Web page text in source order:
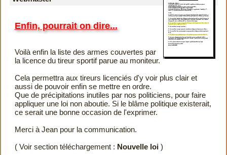
Enfin, pourrait on dire...
Voilà enfin la liste des armes couvertes par
la licence du tireur sportif parue au moniteur.
Cela permettra aux tireurs licenciés d'y voir plus clair et
aussi de pouvoir enfin se mettre en ordre.
Que de précipitations inutiles par nos politiciens, pour faire
appliquer une loi non aboutie. Si le blâme politique existerait,
ce serait une bonne occasion de l'exprimer.
Merci à Jean pour la communication.
( Voir section téléchargement : Nouvelle loi)